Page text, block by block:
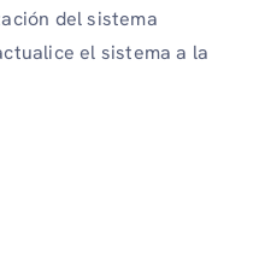
del sistema
el sistema a la